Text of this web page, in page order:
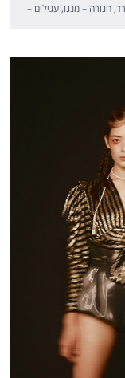
אזרד, חגורה – מנגו, עגילים –